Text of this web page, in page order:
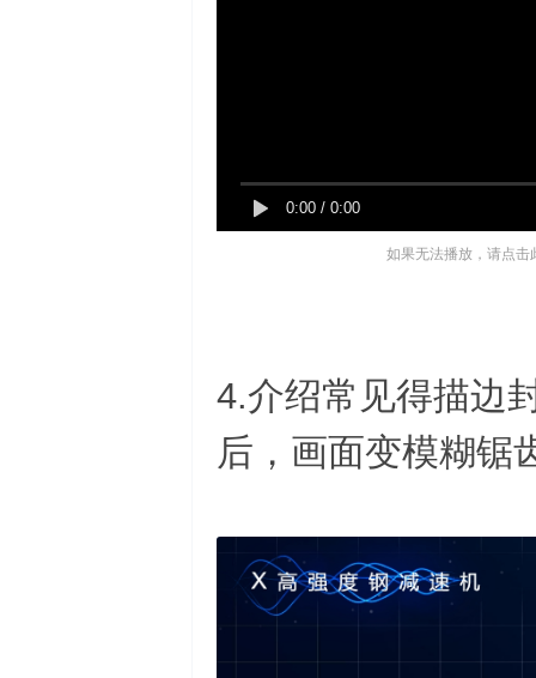
0:00 / 0:00
如果无法播放，请点击
4.介绍常见得描边
后，画面变模糊锯